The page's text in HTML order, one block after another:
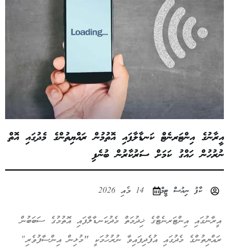
އީރާނުގެ އިންޓަރނެޓް ކަނޑާލާފައި އޮތުމުން ރައްޔިތުންގެ މެދުގައި އޮތް
ނުރުހުން ހައްގު ކަމަށް ސަރުކާރުން ބުނެފި
ކާފު ނިއުސް ޓީމް 14 މެއި 2026
އީރާނުގައި އިންޓަރނެޓްގެ ޚިދުމަތް މެދުކަނޑާލާފައި އޮތުމުގެ ސަބަބުން
ރައްޔިތުންގެ މެދުގައި އުފެދިފައިވާ ނުރުހުމަކީ "މުޅިން އިންސާފުވެރި"